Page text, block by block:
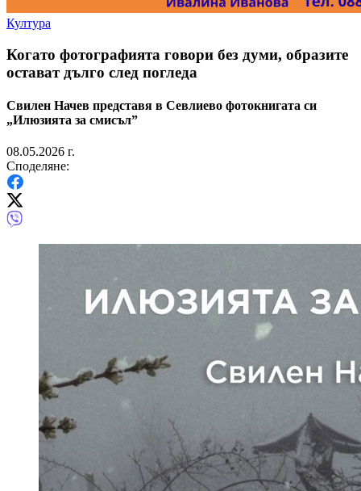
Култура
Когато фотографията говори без думи, образите
остават дълго след погледа
Свилен Начев представя в Севлиево фотокнигата си
„Илюзията за смисъл”
08.05.2026 г.
Споделяне: